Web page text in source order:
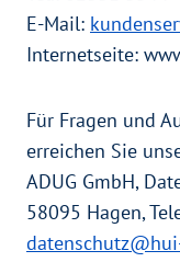
E-Mail:
Internetseite:
Für Fragen und
erreichen Sie
ADUG GmbH,
58095 Hagen,